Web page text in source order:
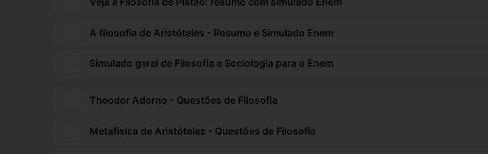
A filosofia de Aristóteles - Resumo e Simulado Enem
Simulado geral de Filosofia e Sociologia para o Enem
Theodor Adorno - Questões de Filosofia
Metafísica de Aristóteles - Questões de Filosofia